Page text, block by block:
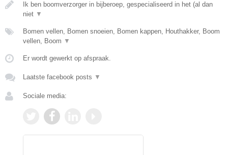
Ik ben boomverzorger in bijberoep, gespecialiseerd in het (al dan
niet ▼
Bomen vellen, Bomen snoeien, Bomen kappen, Houthakker, Boom
vellen, Boom ▼
Er wordt gewerkt op afspraak.
Laatste facebook posts ▼
Sociale media: